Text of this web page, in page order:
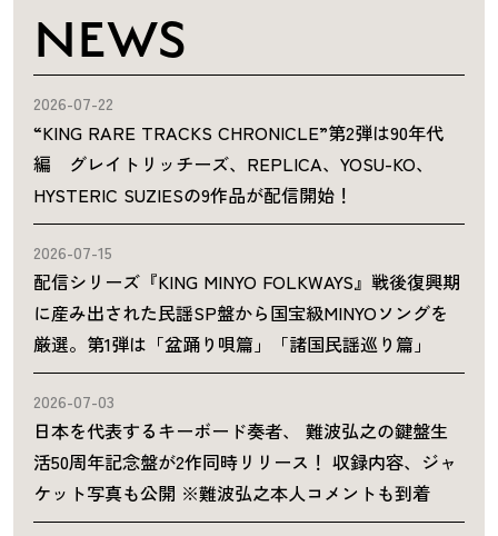
NEWS
2026-07-22
“KING RARE TRACKS CHRONICLE”第2弾は90年代
編 グレイトリッチーズ、REPLICA、YOSU-KO、
HYSTERIC SUZIESの9作品が配信開始！
2026-07-15
配信シリーズ『KING MINYO FOLKWAYS』戦後復興期
に産み出された民謡SP盤から国宝級MINYOソングを
厳選。第1弾は「盆踊り唄篇」「諸国民謡巡り篇」
2026-07-03
日本を代表するキーボード奏者、 難波弘之の鍵盤生
活50周年記念盤が2作同時リリース！ 収録内容、ジャ
ケット写真も公開 ※難波弘之本人コメントも到着